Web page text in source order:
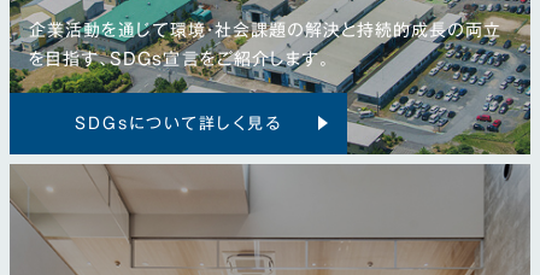
企業活動を通じて環境・社会課題の解決と持続的成長の両立
を目指す、SDGs宣言をご紹介します。
SDGsについて詳しく見る